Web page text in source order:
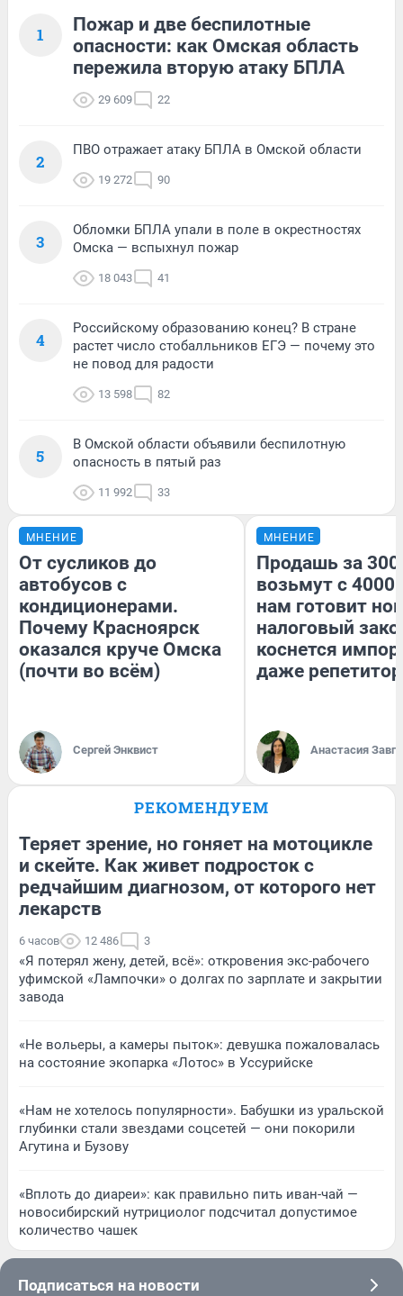
1
Пожар и две беспилотные
опасности: как Омская область
пережила вторую атаку БПЛА
29 609 22
2
ПВО отражает атаку БПЛА в Омской области
19 272 90
3
Обломки БПЛА упали в поле в окрестностях
Омска — вспыхнул пожар
18 043 41
4
Российскому образованию конец? В стране
растет число стобалльников ЕГЭ — почему это
не повод для радости
13 598 82
5
В Омской области объявили беспилотную
опасность в пятый раз
11 992 33
МНЕНИЕ
От сусликов до
автобусов с
кондиционерами.
Почему Красноярск
оказался круче Омска
(почти во всём)
Сергей Энквист
МНЕНИЕ
Продашь за
возьмут с
нам готовит
налоговый
коснется
даже
Анастасия
РЕКОМЕНДУЕМ
Теряет зрение, но гоняет на мотоцикле
и скейте. Как живет подросток с
редчайшим диагнозом, от которого нет
лекарств
6 часов 12 486 3
«Я потерял жену, детей, всё»: откровения экс-рабочего
уфимской «Лампочки» о долгах по зарплате и закрытии
завода
«Не вольеры, а камеры пыток»: девушка пожаловалась
на состояние экопарка «Лотос» в Уссурийске
«Нам не хотелось популярности». Бабушки из уральской
глубинки стали звездами соцсетей — они покорили
Агутина и Бузову
«Вплоть до диареи»: как правильно пить иван-чай —
новосибирский нутрициолог подсчитал допустимое
количество чашек
Подписаться на новости